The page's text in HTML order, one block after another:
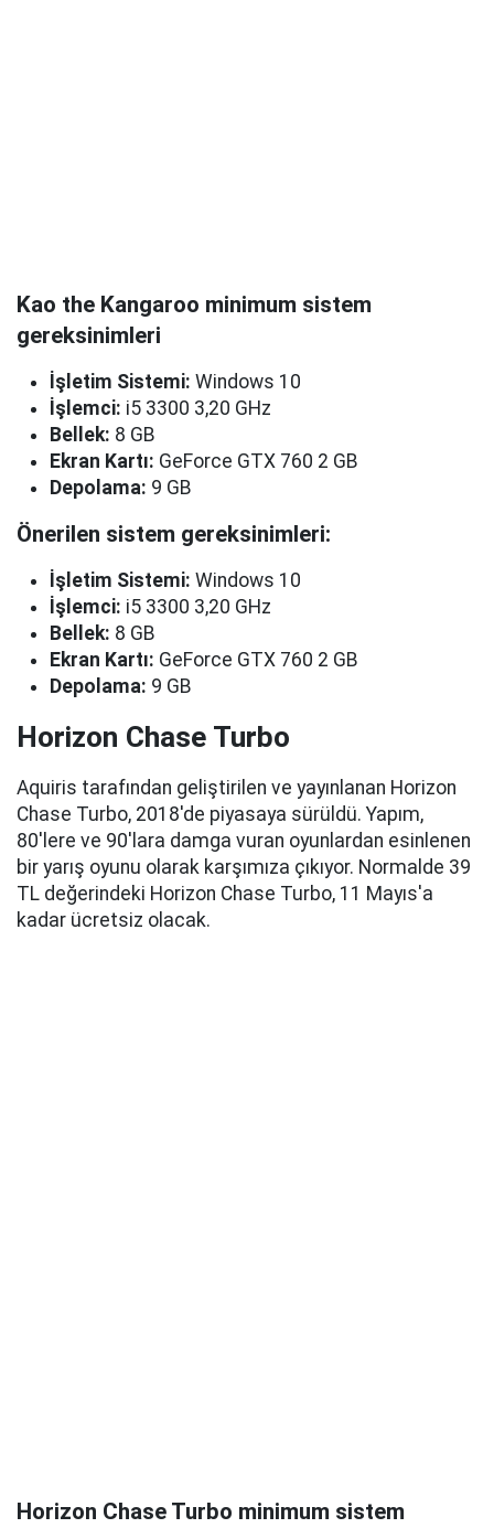
Kao the Kangaroo minimum sistem
gereksinimleri
İşletim Sistemi: Windows 10
İşlemci: i5 3300 3,20 GHz
Bellek: 8 GB
Ekran Kartı: GeForce GTX 760 2 GB
Depolama: 9 GB
Önerilen sistem gereksinimleri:
İşletim Sistemi: Windows 10
İşlemci: i5 3300 3,20 GHz
Bellek: 8 GB
Ekran Kartı: GeForce GTX 760 2 GB
Depolama: 9 GB
Horizon Chase Turbo
Aquiris tarafından geliştirilen ve yayınlanan Horizon
Chase Turbo, 2018'de piyasaya sürüldü. Yapım,
80'lere ve 90'lara damga vuran oyunlardan esinlenen
bir yarış oyunu olarak karşımıza çıkıyor. Normalde 39
TL değerindeki Horizon Chase Turbo, 11 Mayıs'a
kadar ücretsiz olacak.
Horizon Chase Turbo minimum sistem